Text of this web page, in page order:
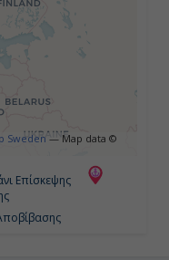
Νορβηγία
17:00
Sweden — Map data ©
Επίσκεψης